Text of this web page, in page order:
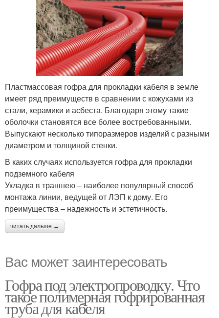
Пластмассовая гофра для прокладки кабеля в земле
имеет ряд преимуществ в сравнении с кожухами из
стали, керамики и асбеста. Благодаря этому такие
оболочки становятся все более востребованными.
Выпускают несколько типоразмеров изделий с разными
диаметром и толщиной стенки.
В каких случаях используется гофра для прокладки
подземного кабеля
Укладка в траншею – наиболее популярный способ
монтажа линии, ведущей от ЛЭП к дому. Его
преимущества – надежность и эстетичность.
читать дальше →
Вас может заинтересовать
Гофра под электропроводку. Что
такое полимерная гофрированная
труба для кабеля